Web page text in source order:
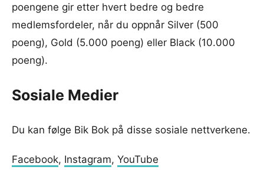
poengene gir etter hvert bedre og bedre
medlemsfordeler, når du oppnår Silver (500
poeng), Gold (5.000 poeng) eller Black (10.000
poeng).
Sosiale Medier
Du kan følge Bik Bok på disse sosiale nettverkene.
Facebook, Instagram, YouTube